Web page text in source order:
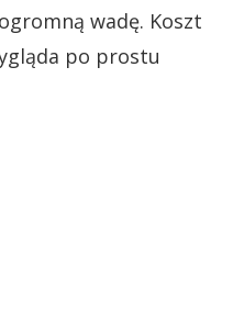
wadę. Koszt
po prostu